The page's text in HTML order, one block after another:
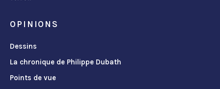
OPINIONS
Dessins
La chronique de Philippe Dubath
Points de vue